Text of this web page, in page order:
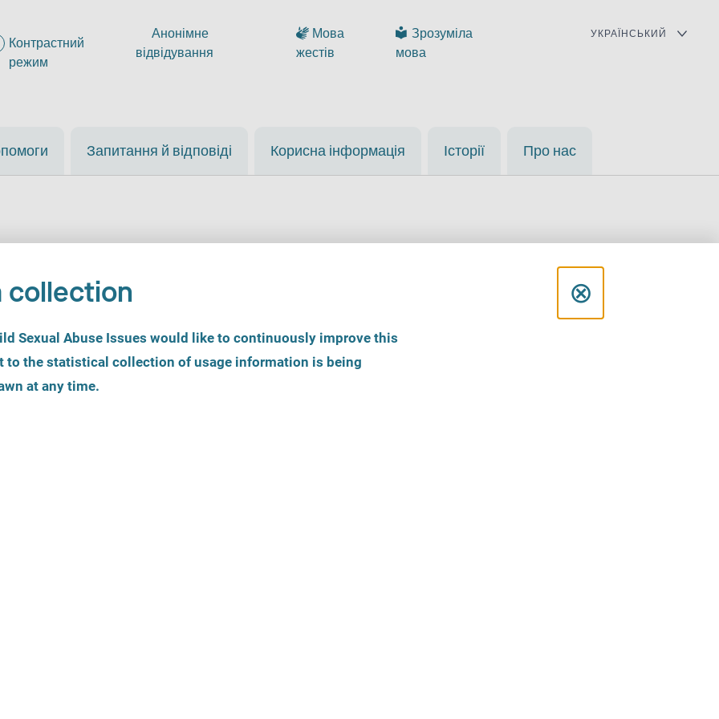
Контрастний
режим
Анонімне
відвідування
Мова
жестів
Зрозуміла
мова
Запитання й відповіді Корисна інформація Історії Про нас
Vertretung в Sprockhövel
collection ⊗
C
l
Sexual Abuse Issues would like to continuously improve this
to the statistical collection of usage information is being
at any time.